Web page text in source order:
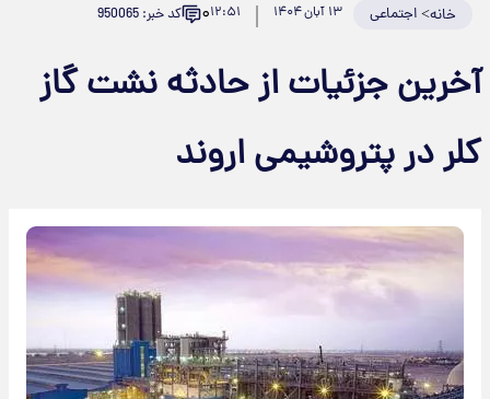
خانه>اجتماعی ۱۳ آبان ۱۴۰۴ ۱۲:۵۱۰ کد خبر: 950065
آخرین جزئیات از حادثه نشت گاز
کلر در پتروشیمی اروند